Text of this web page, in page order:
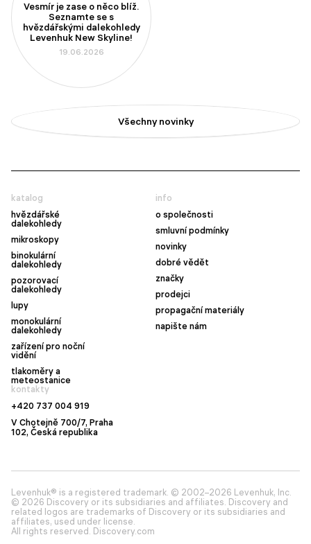
Vesmír je zase o něco blíž.
Seznamte se s
hvězdářskými dalekohledy
Levenhuk New Skyline!
19.06.2026
Všechny novinky
katalog
hvězdářské
dalekohledy
mikroskopy
binokulární
dalekohledy
pozorovací
dalekohledy
lupy
monokulární
dalekohledy
zařízení pro noční
vidění
tlakoměry a
meteostanice
info
o společnosti
smluvní podmínky
novinky
dobré vědět
značky
prodejci
propagační materiály
napište nám
kontakty
+420 737 004 919
V Chotejně 700/7, Praha
102, Česká republika
Levenhuk® is a registered trademark. © 2002–2026 Levenhuk, Inc.
© 2026 Discovery or its subsidiaries and affiliates. Discovery and
related logos are trademarks of Discovery or its subsidiaries and
affiliates, used under license.
All rights reserved. Discovery.com